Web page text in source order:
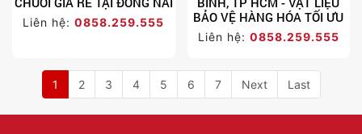
Liên hệ:0858.259.555
BẢO VỆ HÀNG HÓA TỐI ƯU
Liên hệ: 0858.259.555
1 2 3 4 5 6 7 Next Last